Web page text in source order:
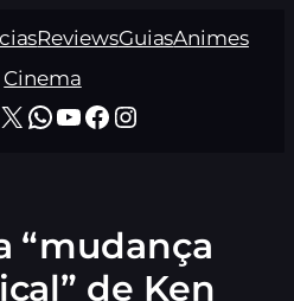
ReviewsGuiasAnimes
Cinema
X WhatsApp
Youtube
Facebook
Instagram
“mudança
de Ken